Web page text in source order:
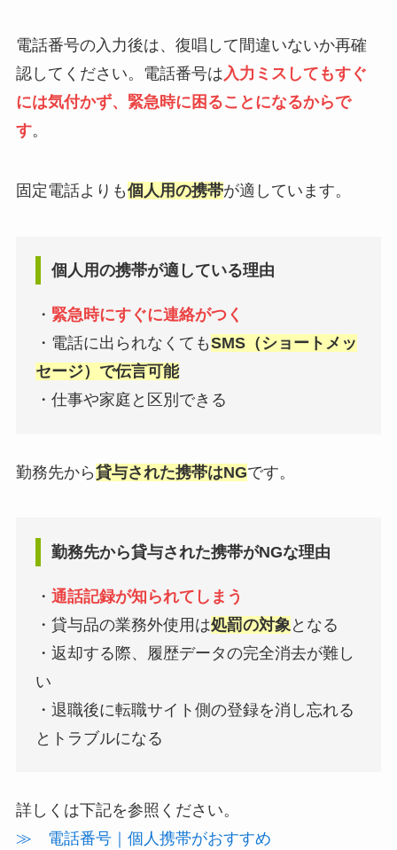
電話番号の入力後は、復唱して間違いないか再確
認してください。電話番号は入力ミスしてもすぐ
には気付かず、緊急時に困ることになるからで
す。
固定電話よりも個人用の携帯が適しています。
個人用の携帯が適している理由
・ 緊急時にすぐに連絡がつく
・電話に出られなくてもSMS（ショートメッ
セージ）で伝言可能
・仕事や家庭と区別できる
勤務先から貸与された携帯はNGです。
勤務先から貸与された携帯がNGな理由
・通話記録が知られてしまう
・貸与品の業務外使用は処罰の対象 となる
・返却する際、履歴データの完全消去が難し
い
・退職後に転職サイト側の登録を消し忘れる
とトラブルになる
詳しくは下記を参照ください。
≫ 電話番号｜個人携帯がおすすめ